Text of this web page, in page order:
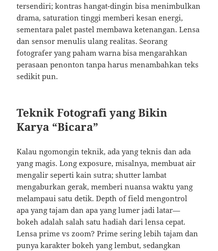
tersendiri; kontras hangat-dingin bisa menimbulkan
drama, saturation tinggi memberi kesan energi,
sementara palet pastel membawa ketenangan. Lensa
dan sensor menulis ulang realitas. Seorang
fotografer yang paham warna bisa mengarahkan
perasaan penonton tanpa harus menambahkan teks
sedikit pun.
Teknik Fotografi yang Bikin
Karya “Bicara”
Kalau ngomongin teknik, ada yang teknis dan ada
yang magis. Long exposure, misalnya, membuat air
mengalir seperti kain sutra; shutter lambat
mengaburkan gerak, memberi nuansa waktu yang
melampaui satu detik. Depth of field mengontrol
apa yang tajam dan apa yang lumer jadi latar—
bokeh adalah salah satu hadiah dari lensa cepat.
Lensa prime vs zoom? Prime sering lebih tajam dan
punya karakter bokeh yang lembut, sedangkan